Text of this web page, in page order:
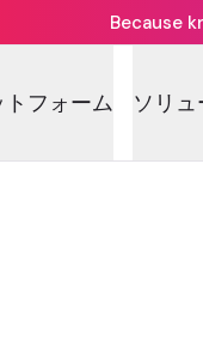
Because
トフォーム ソリ